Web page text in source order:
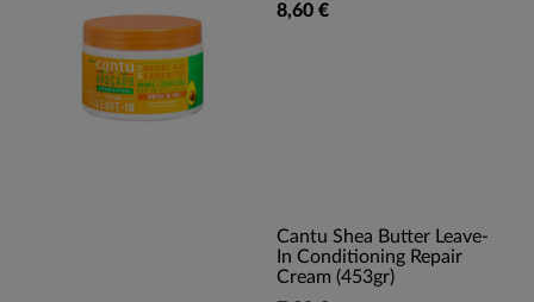
8,60 €
Cantu Shea Butter Leave-
In Conditioning Repair
Cream (453gr)